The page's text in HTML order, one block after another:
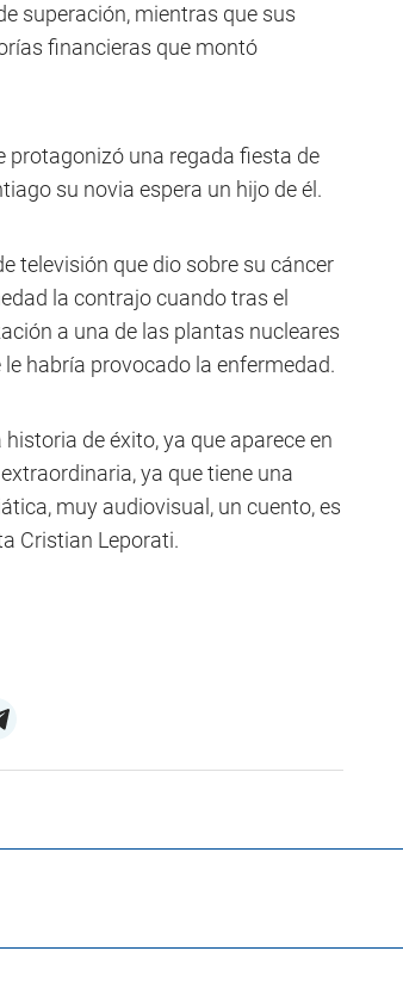
superación, mientras que sus
financieras que montó
protagonizó una regada fiesta de
su novia espera un hijo de él.
televisión que dio sobre su cáncer
la contrajo cuando tras el
a una de las plantas nucleares
habría provocado la enfermedad.
de éxito, ya que aparece en
ya que tiene una
muy audiovisual, un cuento, es
Cristian Leporati.